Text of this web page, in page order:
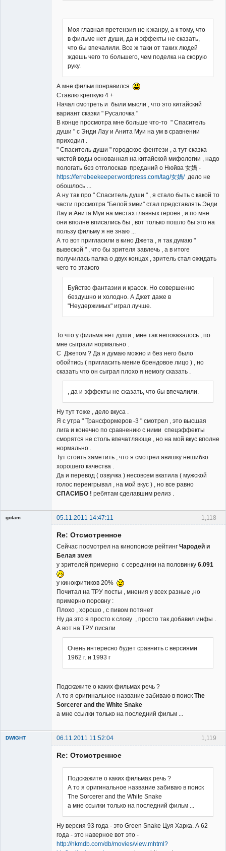
Моя главная претензия не к жанру, а к тому, что
в фильме нет души, да и эффекты не сказать,
что бы впечалили. Все ж таки от таких людей
ждешь чего то большего, чем поделка на скорую
руку.
А мне фильм понравился
Ставлю крепкую 4 +
Начал смотреть и были мысли , что это китайский
вариант сказки " Русалочка "
В конце просмотра мне больше что-то " Спаситель
души " с Энди Лау и Анита Муи на ум в сравнении
приходил .
" Спаситель души " городское фентези , а тут сказка
чистой воды основанная на китайской мифологии , надо
пологать без отголоскав преданий о Нюйва 女媧 -
https://ferrebeekeeper.wordpress.com/tag/女媧/дело не
обошлось ...
А ну так про " Спаситель души " , я стало быть с какой то
части просмотра "Белой змеи" стал представлять Энди
Лау и Анита Муи на местах главных героев , и по мне
они вполне вписались бы , вот только пошло бы это на
пользу фильму я не знаю ...
А то вот пригласили в кино Джета , я так думаю "
вывеской " , что бы зрителя завлечь , а в итоге
получилась палка о двух концах , зритель стал ожидать
чего то этакого
Буйство фантазии и красок. Но совершенно
бездушно и холодно. А Джет даже в
"Неудержимых" играл лучше.
То что у фильма нет души , мне так непоказалось , по
мне сыграли нормально .
С Джетом ? Да я думаю можно и без него было
обойтись ( пригласить мение брендовое лицо ) , но
сказать что он сыграл плохо я немогу сказать .
, да и эффекты не сказать, что бы впечалили.
Ну тут тоже , дело вкуса .
Я с утра " Трансформеров -3 " смотрел , это высшая
лига и конечно по сравнению с ними спецэффекты
сморятся не столь впечатляюще , но на мой вкус вполне
нормально .
Тут стоить заметить , что я смотрел авишку нешибко
хорошего качества .
Да и перевод ( озвучка ) несовсем вкатила ( мужской
голос переигрывал , на мой вкус ) , но все равно
СПАСИБО ! ребятам сделавшим релиз .
1,118
gotam
05.11.2011 14:47:11
Re: Отсмотренное
Сейчас посмотрел на кинопоиске рейтинг Чародей и
Белая змея
у зрителей примерно с серединки на половинку 6.091
у кинокритиков 20%
Почитал на ТРУ посты , мнения у всех разные ,но
примерно поровну :
Плохо , хорошо , с пивом потянет
Ну да это я просто к слову , просто так добавил инфы .
А вот на ТРУ писали
Очень интересно будет сравнить с версиями
1962 г. и 1993 г
Подскажите о каких фильмах речь ?
А то я оригинальное название забиваю в поиск The
Sorcerer and the White Snake
а мне ссылки только на последний фильм ...
1,119
DWIGHT 06.11.2011 11:52:04
Re: Отсмотренное
Подскажите о каких фильмах речь ?
А то я оригинальное название забиваю в поиск
The Sorcerer and the White Snake
а мне ссылки только на последний фильм ...
Ну версия 93 года - это Green Snake Цуя Харка. А 62
года - это наверное вот это -
http://hkmdb.com/db/movies/view.mhtml?